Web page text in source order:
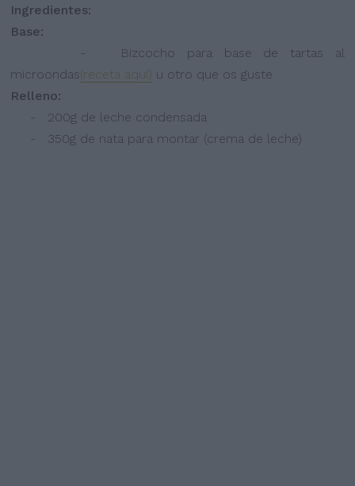
Ingredientes:
Base:
- Bizcocho para base de tartas al
microondas(receta aquí) u otro que os guste
Relleno:
- 200g de leche condensada
- 350g de nata para montar (crema de leche)